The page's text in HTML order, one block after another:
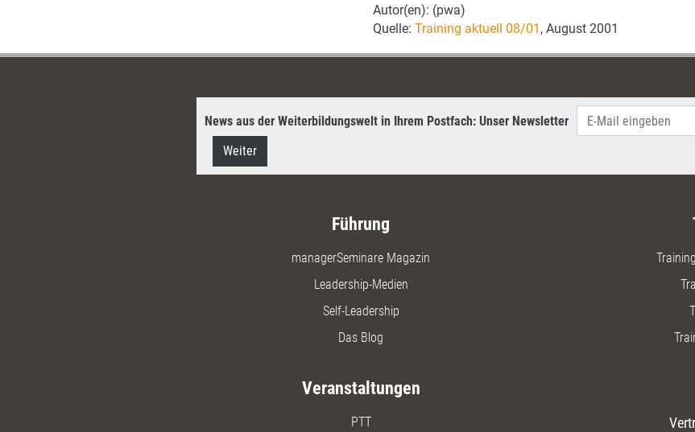
Autor(en): (pwa)
Quelle: Training aktuell 08/01 , August 2001
News aus der Weiterbildungswelt in Ihrem Postfach: Unser Newsletter
Weiter
Führung
managerSeminare Magazin
Leadership-Medien
Self-Leadership
Das Blog
Veranstaltungen
PTT